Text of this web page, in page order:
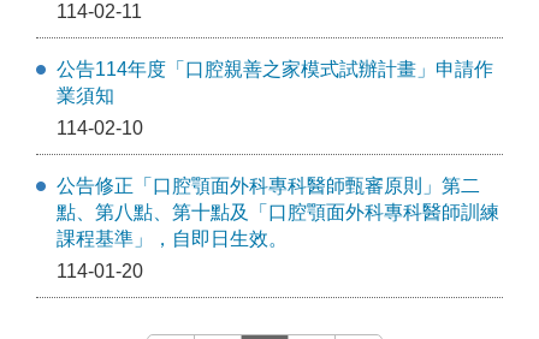
114-02-11
公告114年度「口腔親善之家模式試辦計畫」申請作
業須知
114-02-10
公告修正「口腔顎面外科專科醫師甄審原則」第二
點、第八點、第十點及「口腔顎面外科專科醫師訓練
課程基準」，自即日生效。
114-01-20